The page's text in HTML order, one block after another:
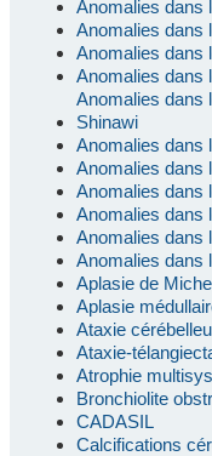
Anomalies dans
Anomalies dans
Anomalies dans
Anomalies dans
Anomalies dans
Shinawi
Anomalies dans
Anomalies dans
Anomalies dans
Anomalies dans
Anomalies dans
Anomalies dans
Aplasie de
Aplasie
Ataxie
Ataxie-
Atrophie
Bronchiolite
CADASIL
Calcifications